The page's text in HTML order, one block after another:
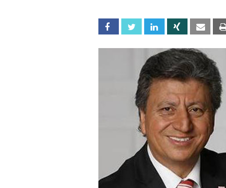
Facebook Twitter Linkedin Xing Email